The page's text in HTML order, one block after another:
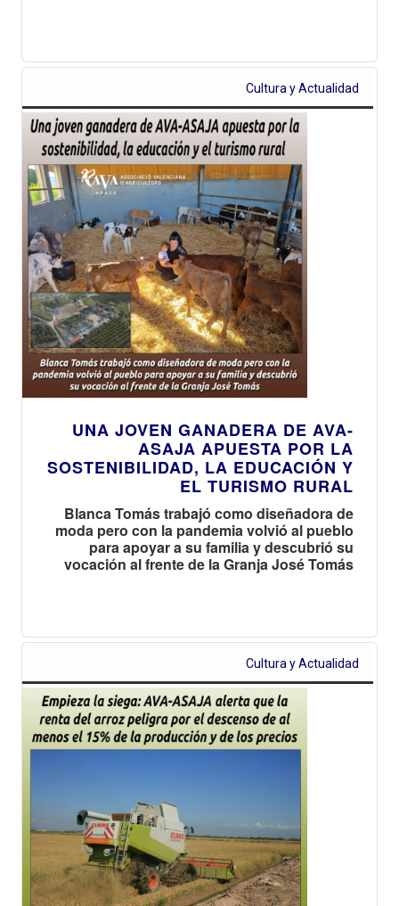
Cultura y Actualidad
UNA JOVEN GANADERA DE AVA-
ASAJA APUESTA POR LA
SOSTENIBILIDAD, LA EDUCACIÓN Y
EL TURISMO RURAL
Blanca Tomás trabajó como diseñadora de
moda pero con la pandemia volvió al pueblo
para apoyar a su familia y descubrió su
vocación al frente de la Granja José Tomás
Cultura y Actualidad